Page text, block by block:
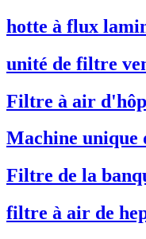
hotte à flux
unité de filtre
Filtre à air
Machine unique
Filtre de la
filtre à air de